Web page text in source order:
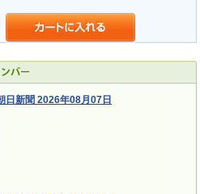
日新聞 2026年08月07日